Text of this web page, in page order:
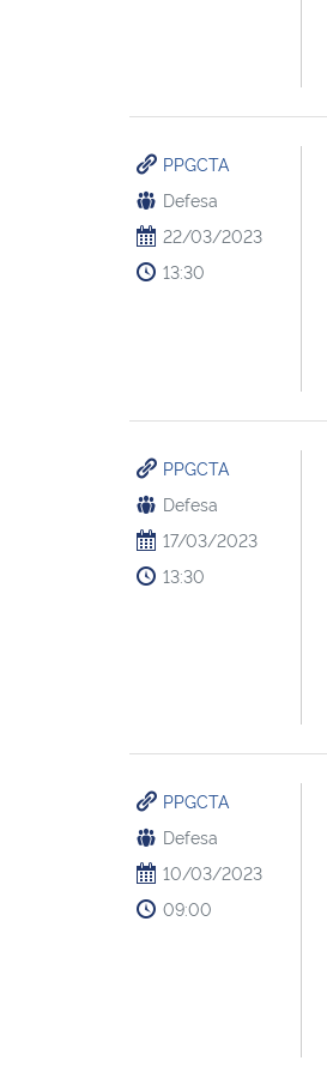
PPGCTA
Defesa
22/03/2023
13:30
PPGCTA
Defesa
17/03/2023
13:30
PPGCTA
Defesa
10/03/2023
09:00